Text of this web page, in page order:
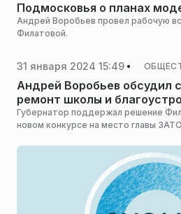
Подмосковья о планах
ЖКХ
Андрей Воробьев провел рабочую
Филатовой.
31 января 2024 15:49
Андрей Воробьев обсудил
ремонт школы и
Губернатор поддержал решение
новом конкурсе на место главы